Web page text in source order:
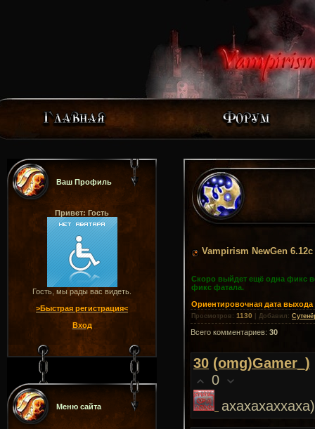
Ваш Профиль
Привет: Гость
Гость, мы рады вас видеть.
>Быстрая регистрация<
Вход
Меню сайта
Vampirism NewGen 6.12c
Скоро выйдет ещё одна фикс
фикс фатала.
Ориентировочная дата выхода
Просмотров : 1130 Добавил :
Всего комментариев: 30
30 (omg)Gamer_)
0